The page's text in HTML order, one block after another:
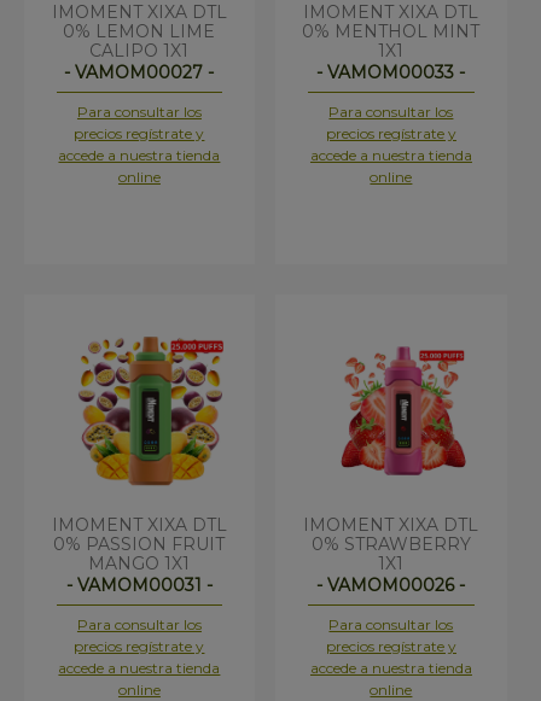
IMOMENT XIXA DTL
0% LEMON LIME
CALIPO 1X1
- VAMOM00027 -
Para consultar los
precios regístrate y
accede a nuestra tienda
online
IMOMENT XIXA DTL
0% MENTHOL MINT
1X1
- VAMOM00033 -
Para consultar los
precios regístrate y
accede a nuestra tienda
online
IMOMENT XIXA DTL
0% PASSION FRUIT
MANGO 1X1
- VAMOM00031 -
Para consultar los
precios regístrate y
accede a nuestra tienda
online
IMOMENT XIXA DTL
0% STRAWBERRY
1X1
- VAMOM00026 -
Para consultar los
precios regístrate y
accede a nuestra tienda
online